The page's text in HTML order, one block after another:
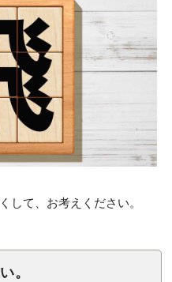
して、お考えください。
。